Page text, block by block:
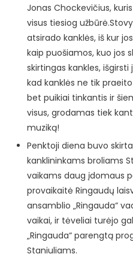
Jonas Chockevičius,
visus tiesiog
atsirado kanklės, iš kur
kaip puošiamos, kuo jos
skirtingas kankles,
kad kanklės ne tik
bet puikiai tinkantis ir
visus, grodamas tiek
muziką!
Penktoji diena buvo
kanklininkams broliams
vaikams daug įdomaus
provaikaitė Ringaudų
ansamblio „Ringauda“
vaikai, ir tėveliai turėjo
„Ringauda“ parengtą
Staniuliams.